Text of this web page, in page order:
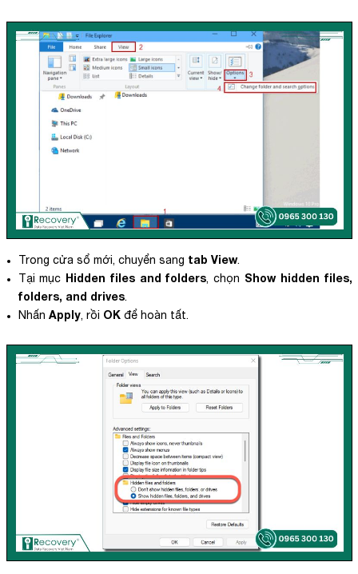
Trong cửa sổ mới, chuyển sang tab View.
Tại mục Hidden files and folders, chọn Show hidden files,
folders, and drives.
Nhấn Apply, rồi OK để hoàn tất.